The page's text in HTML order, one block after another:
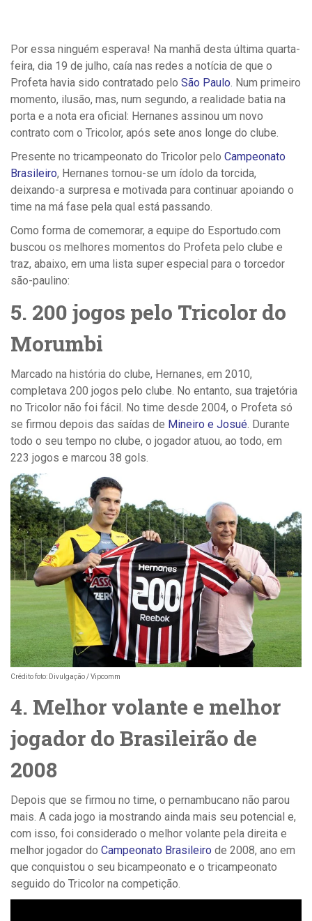
Por essa ninguém esperava! Na manhã desta última quarta-
feira, dia 19 de julho, caía nas redes a notícia de que o
Profeta havia sido contratado pelo São Paulo . Num primeiro
momento, ilusão, mas, num segundo, a realidade batia na
porta e a nota era oficial: Hernanes assinou um novo
contrato com o Tricolor, após sete anos longe do clube.
Presente no tricampeonato do Tricolor pelo Campeonato
Brasileiro, Hernanes tornou-se um ídolo da torcida,
deixando-a surpresa e motivada para continuar apoiando o
time na má fase pela qual está passando.
Como forma de comemorar, a equipe do Esportudo.com
buscou os melhores momentos do Profeta pelo clube e
traz, abaixo, em uma lista super especial para o torcedor
são-paulino:
5. 200 jogos pelo Tricolor do
Morumbi
Marcado na história do clube, Hernanes, em 2010,
completava 200 jogos pelo clube. No entanto, sua trajetória
no Tricolor não foi fácil. No time desde 2004, o Profeta só
se firmou depois das saídas de Mineiro e Josué . Durante
todo o seu tempo no clube, o jogador atuou, ao todo, em
223 jogos e marcou 38 gols.
Crédito foto: Divulgação / Vipcomm
4. Melhor volante e melhor
jogador do Brasileirão de
2008
Depois que se firmou no time, o pernambucano não parou
mais. A cada jogo ia mostrando ainda mais seu potencial e,
com isso, foi considerado o melhor volante pela direita e
melhor jogador do Campeonato Brasileiro de 2008, ano em
que conquistou o seu bicampeonato e o tricampeonato
seguido do Tricolor na competição.